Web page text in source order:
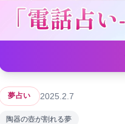
夢占い 2025.2.7
陶器の壺が割れる夢